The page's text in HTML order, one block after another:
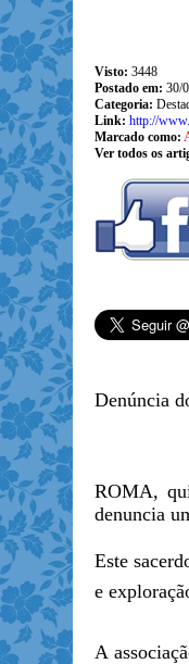
Visto: 3448
Postado em: 30/
Categoria:
Link: http://
Marcado como:
Ver todos os
Denúncia
ROMA,
denuncia
Este
e
A